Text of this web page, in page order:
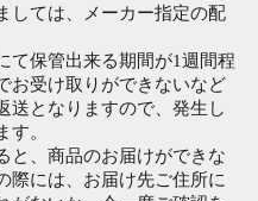
しては、メーカー指定の配
て保管出来る期間が1週間程
お受け取りができないなど
送となりますので、発生し
す。
と、商品のお届けができな
際には、お届け先ご住所に